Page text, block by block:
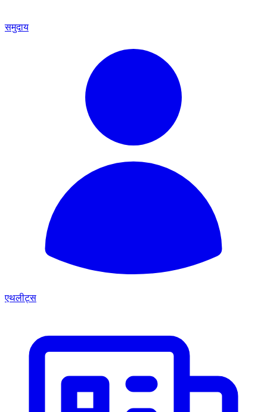
समुदाय
एथलीट्स